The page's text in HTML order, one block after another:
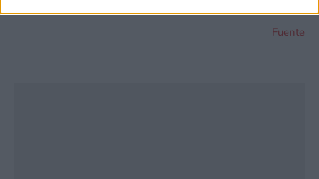
Fuente